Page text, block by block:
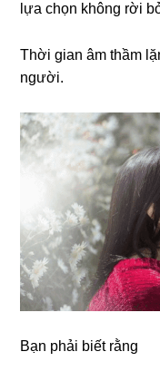
lựa chọn không rời
Thời gian âm thầm
người.
Bạn phải biết rằng